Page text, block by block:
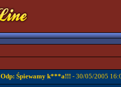
Odp: Śpiewamy k***a!!! - 30/05/2005